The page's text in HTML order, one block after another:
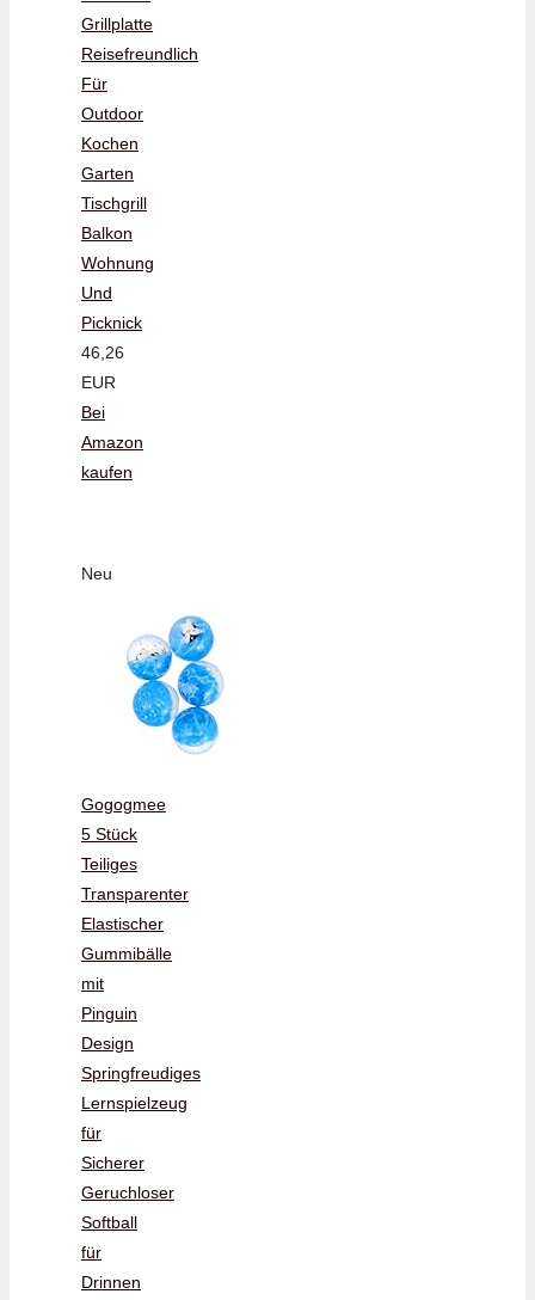
Grillplatte
Reisefreundlich
Für
Outdoor
Kochen
Garten
Tischgrill
Balkon
Wohnung
Und
Picknick
46,26
EUR
Bei
Amazon
kaufen
Neu
Gogogmee
5 Stück
Teiliges
Transparenter
Elastischer
Gummibälle
mit
Pinguin
Design
Springfreudiges
Lernspielzeug
für
Sicherer
Geruchloser
Softball
für
Drinnen